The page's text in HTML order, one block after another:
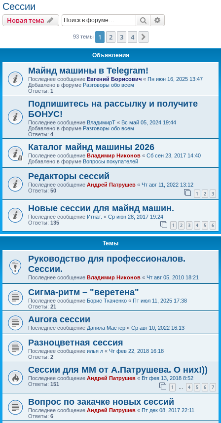
Сессии
Новая тема Поиск
93 темы 1 2 3 4
Объявления
Майнд машины в Telegram!
Последнее сообщение Евгений Борисович « Пн июн 16, 2025 13:47
Добавлено в форуме Разговоры обо всем
Ответы: 1
Подпишитесь на рассылку и получите
БОНУС!
Последнее сообщение ВладимирТ « Вс май 05, 2024 19:44
Добавлено в форуме Разговоры обо всем
Ответы: 4
Каталог майнд машины 2026
Последнее сообщение Владимир Никонов « Сб сен 23, 2017 14:40
Добавлено в форуме Вопросы покупателей
Редакторы сессий
Последнее сообщение Андрей Патрушев « Чт авг 11, 2022 13:12
Ответы: 50 1 2 3
Новые сессии для майнд машин.
Последнее сообщение Игнат. « Ср июн 28, 2017 19:24
Ответы: 135 1 2 3 4 5 6
Темы
Руководство для профессионалов.
Сессии.
Последнее сообщение Владимир Никонов « Чт авг 05, 2010 18:21
Сигма-ритм – "веретена"
Последнее сообщение Борис Ткаченко « Пт июл 11, 2025 17:38
Ответы: 21
Aurora сессии
Последнее сообщение Данила Мастер « Ср авг 10, 2022 16:13
Разноцветная сессия
Последнее сообщение илья л « Чт фев 22, 2018 16:18
Ответы: 2
Сессии для ММ от А.Патрушева. О них!))
Последнее сообщение Андрей Патрушев « Вт фев 13, 2018 8:52
Ответы: 151 1 … 4 5 6 7
Вопрос по закачке новых сессий
Последнее сообщение Андрей Патрушев « Пт дек 08, 2017 22:11
Ответы: 6